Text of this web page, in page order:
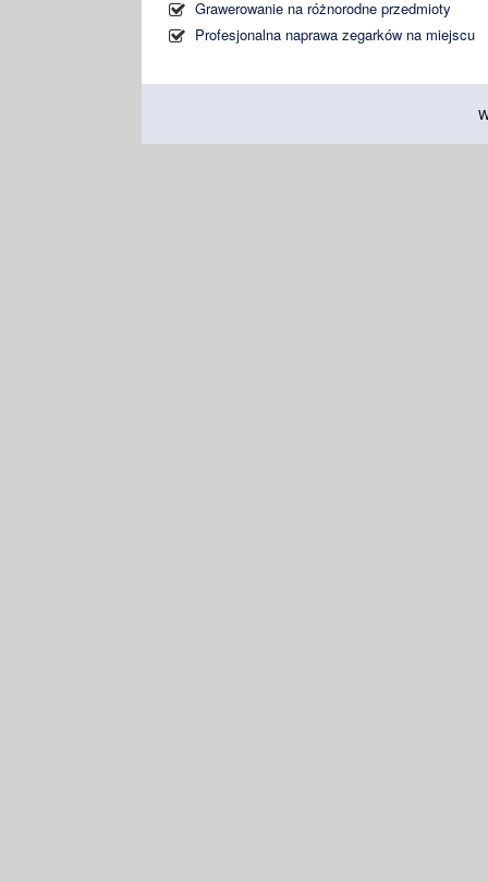
Grawerowanie na różnorodne przedmioty
Profesjonalna naprawa zegarków na miejscu